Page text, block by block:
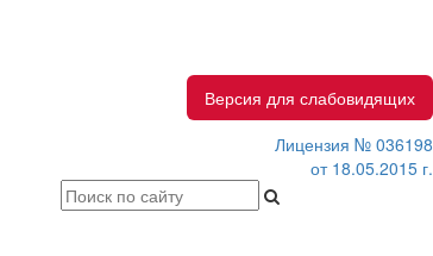
Версия для слабовидящих
Лицензия № 036198
от 18.05.2015 г.